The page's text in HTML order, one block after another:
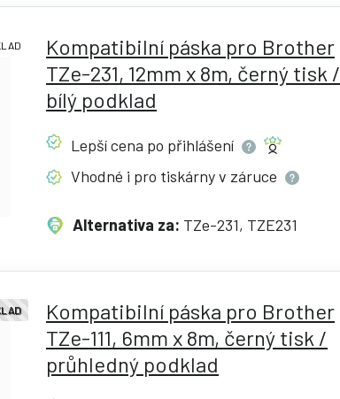
Kompatibilní páska pro Brother
TZe-231, 12mm x 8m, černý tisk /
bílý podklad
Lepší cena po přihlášení
Vhodné i pro tiskárny v záruce
Alternativa za: TZe-231, TZE231
Kompatibilní páska pro Brother
TZe-111, 6mm x 8m, černý tisk /
průhledný podklad